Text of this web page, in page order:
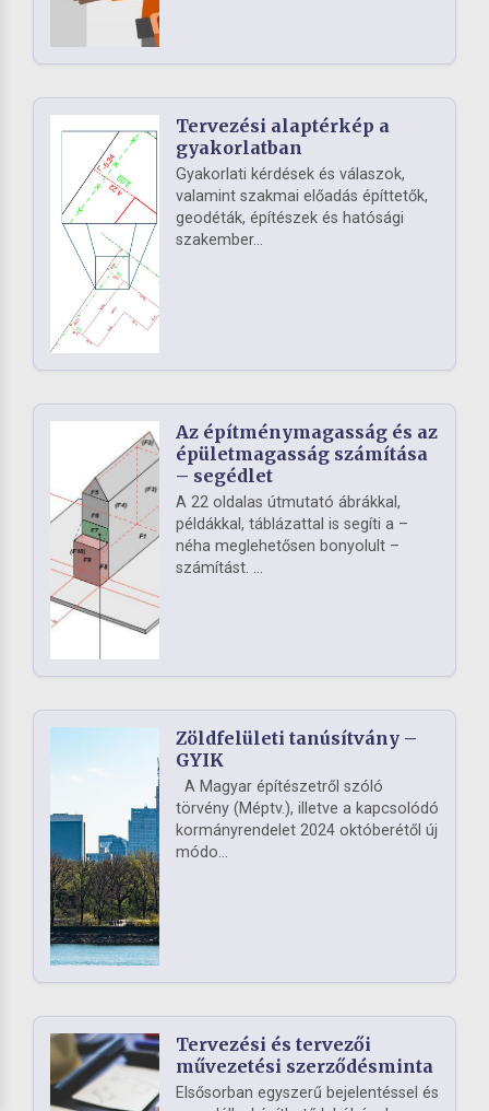
Tervezési alaptérkép a
gyakorlatban
Gyakorlati kérdések és válaszok,
valamint szakmai előadás építtetők,
geodéták, építészek és hatósági
szakember...
Az építménymagasság és az
épületmagasság számítása
– segédlet
A 22 oldalas útmutató ábrákkal,
példákkal, táblázattal is segíti a –
néha meglehetősen bonyolult –
számítást. ...
Zöldfelületi tanúsítvány –
GYIK
A Magyar építészetről szóló
törvény (Méptv.), illetve a kapcsolódó
kormányrendelet 2024 októberétől új
módo...
Tervezési és tervezői
művezetési szerződésminta
Elsősorban egyszerű bejelentéssel és